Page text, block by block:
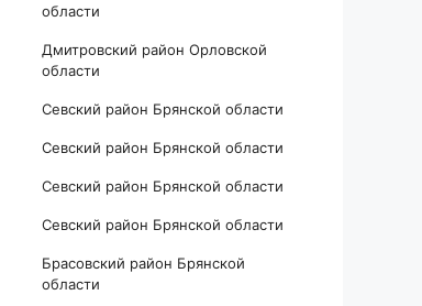
области
Дмитровский район Орловской
области
Севский район Брянской области
Севский район Брянской области
Севский район Брянской области
Севский район Брянской области
Брасовский район Брянской
области